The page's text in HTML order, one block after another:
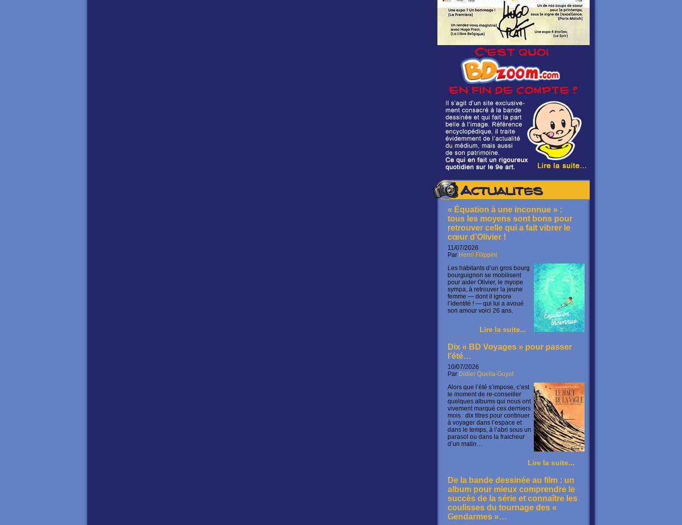
Actualités
« Équation à une inconnue » :
tous les moyens sont bons pour
retrouver celle qui a fait vibrer le
cœur d’Olivier !
11/07/2026
Par Henri Filippini
Les habitants d’un gros bourg
bourguignon se mobilisent
pour aider Olivier, le myope
sympa, à retrouver la jeune
femme — dont il ignore
l’identité ! — qui lui a avoué
son amour voici 26 ans.
Lire la suite...
Dix « BD Voyages » pour passer
l’été…
10/07/2026
Par Didier Quella-Guyot
Alors que l’été s’impose, c’est
le moment de re-conseiller
quelques albums qui nous ont
vivement marqué ces derniers
mois : dix titres pour continuer
à voyager dans l’espace et
dans le temps, à l’abri sous un
parasol ou dans la fraicheur
d’un matin…
Lire la suite...
De la bande dessinée au film : un
album pour mieux comprendre le
succès de la série et connaître les
coulisses du tournage des «
Gendarmes »…